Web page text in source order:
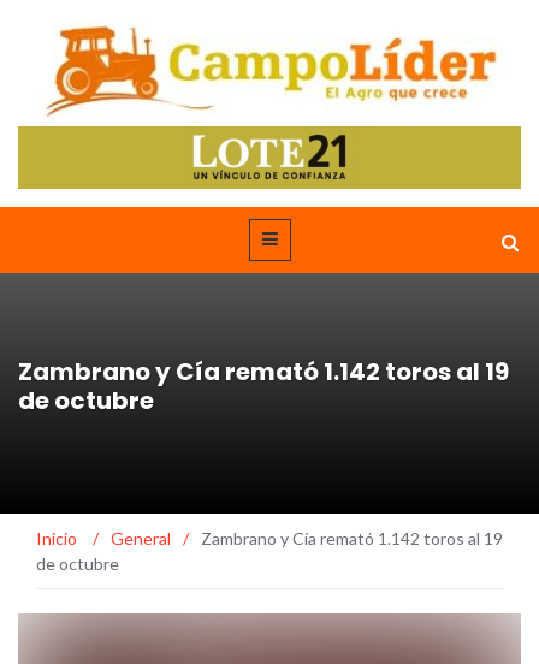
Zambrano y Cía remató 1.142 toros al 19
de octubre
Inicio / General /
Zambrano y Cía remató 1.142 toros al 19
de octubre